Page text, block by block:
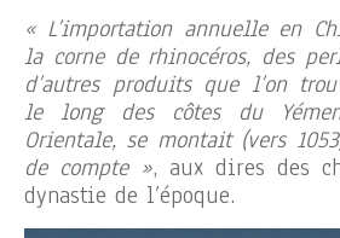
« L’importation annuelle en
la corne de rhinocéros, des
d’autres produits que l’on
le long des côtes du
Orientale, se montait (vers
de compte », aux dires des
dynastie de l’époque.